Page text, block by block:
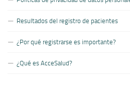
Resultados del registro de pacientes
¿Por qué registrarse es importante?
¿Qué es AcceSalud?